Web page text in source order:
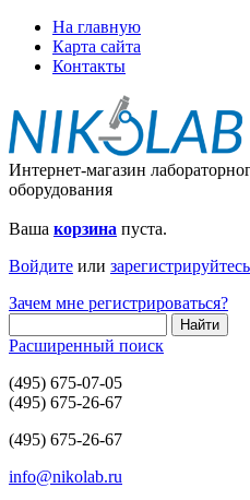
На главную
Карта сайта
Контакты
Интернет-магазин
оборудования
Ваша корзина пуста.
Войдите или зарегистрируйтесь
Зачем мне регистрироваться?
Расширенный поиск
(495) 675-07-05
(495) 675-26-67
(495) 675-26-67
info@nikolab.ru